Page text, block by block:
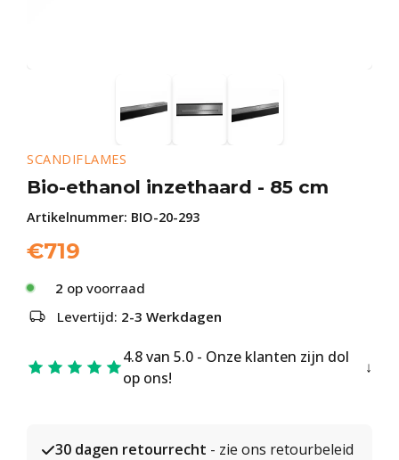
SCANDIFLAMES
Bio-ethanol inzethaard - 85 cm
Artikelnummer: BIO-20-293
€719
2 op voorraad
Levertijd: 2-3 Werkdagen
4.8 van 5.0 - Onze klanten zijn dol
op ons!
30 dagen retourrecht - zie ons retourbeleid